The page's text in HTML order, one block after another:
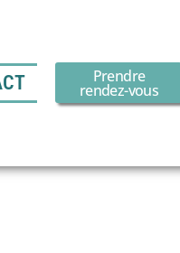
Prendre
rendez-vous